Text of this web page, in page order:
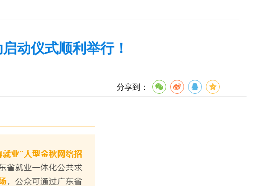
动仪式顺利举行！
分享到：